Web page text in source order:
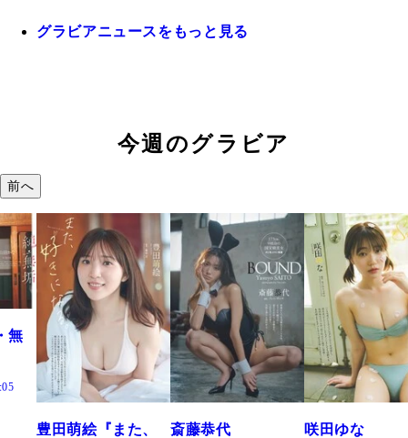
グラビアニュースをもっと見る
今週のグラビア
前へ
斎藤恭代
咲田ゆな
藤水咲桜『花